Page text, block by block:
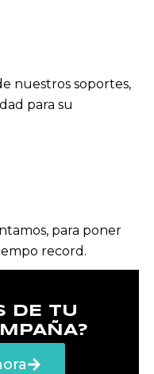
nuestros soportes,
para su
para poner
record.
DE TU